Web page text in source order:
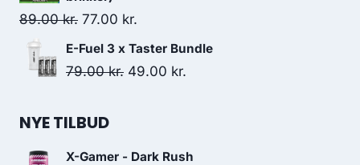
89.00kr. Original
price
was:
77.00 kr.
price
is:
E-Fuel 3 x Taster Bundle
79.00kr. Original
49.00 kr.
NYE TILBUD
X-Gamer - Dark Rush